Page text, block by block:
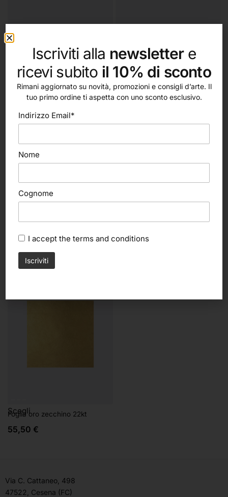
Scegli
Missione per Doratura
€
83,00€
12,00 € 106,00€
Scegli
Foglia oro zecchino 22kt
55,50 €
Via C. Cattaneo, 498
47522, Cesena (FC)
Iscriviti alla newslettere
ricevi subito il 10% di sconto
Rimani aggiornato su novità, promozioni e consigli d’arte. Il
tuo primo ordine ti aspetta con uno sconto esclusivo.
Indirizzo Email*
Nome
Cognome
I accept the terms and conditions